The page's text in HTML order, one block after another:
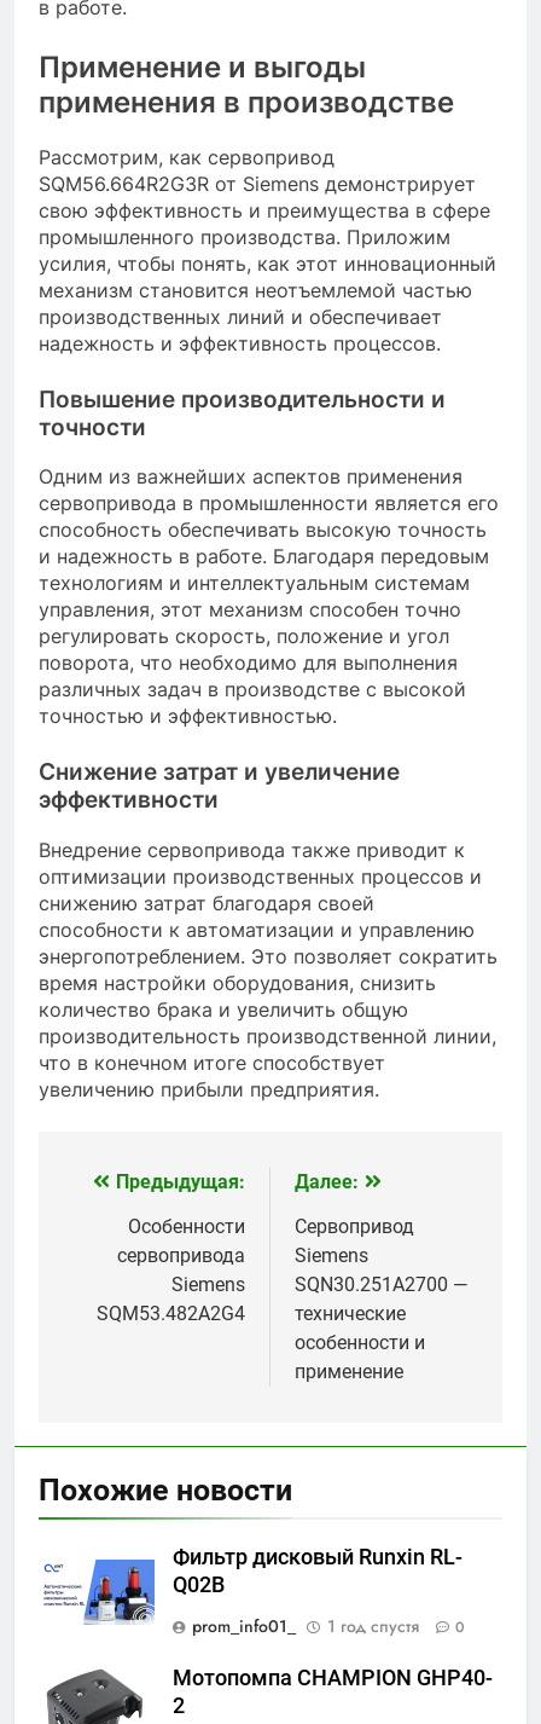
в работе.
Применение и выгоды
применения в производстве
Рассмотрим, как сервопривод
SQM56.664R2G3R от Siemens демонстрирует
свою эффективность и преимущества в сфере
промышленного производства. Приложим
усилия, чтобы понять, как этот инновационный
механизм становится неотъемлемой частью
производственных линий и обеспечивает
надежность и эффективность процессов.
Повышение производительности и
точности
Одним из важнейших аспектов применения
сервопривода в промышленности является его
способность обеспечивать высокую точность
и надежность в работе. Благодаря передовым
технологиям и интеллектуальным системам
управления, этот механизм способен точно
регулировать скорость, положение и угол
поворота, что необходимо для выполнения
различных задач в производстве с высокой
точностью и эффективностью.
Снижение затрат и увеличение
эффективности
Внедрение сервопривода также приводит к
оптимизации производственных процессов и
снижению затрат благодаря своей
способности к автоматизации и управлению
энергопотреблением. Это позволяет сократить
время настройки оборудования, снизить
количество брака и увеличить общую
производительность производственной линии,
что в конечном итоге способствует
увеличению прибыли предприятия.
Навигация
записям
Предыдущая:
Особенности
сервопривода
Siemens
SQM53.482A2G4
Далее:
Сервопривод
Siemens
SQN30.251A2700 —
технические
особенности и
применение
Похожие новости
Фильтр дисковый Runxin RL-
Q02B
prom_info01_
1 год спустя 0
Мотопомпа CHAMPION GHP40-
2